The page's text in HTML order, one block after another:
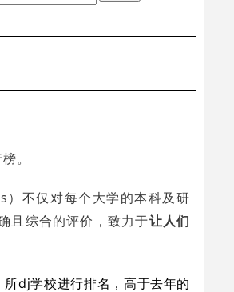
。
不仅对每个大学的本科及研
且综合的评价，致力于让人们
dj学校进行排名，高于去年的